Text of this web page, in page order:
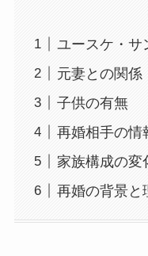
ユースケ・サ
元妻との関係
子供の有無
再婚相手の情
家族構成の変
再婚の背景と